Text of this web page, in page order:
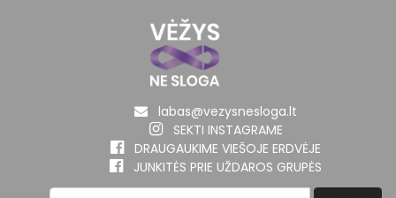
labas@vezysnesloga.lt
SEKTI INSTAGRAME
DRAUGAUKIME VIEŠOJE ERDVĖJE
JUNKITĖS PRIE UŽDAROS GRUPĖS